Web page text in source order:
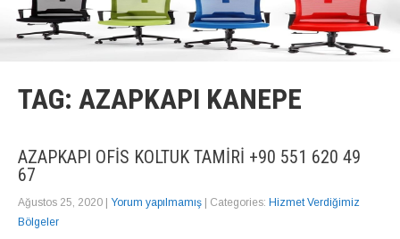
TAG: AZAPKAPI KANEPE
AZAPKAPI OFIS KOLTUK TAMIRI +90 551 620 49
67
Ağustos 25, 2020 | Yorum yapılmamış | Categories: Hizmet Verdiğimiz
Bölgeler